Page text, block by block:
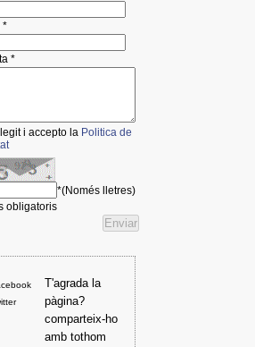
*
*
i accepto la Politica de
*(Només lletres)
obligatoris
T'agrada la
pàgina?
comparteix-ho
amb tothom